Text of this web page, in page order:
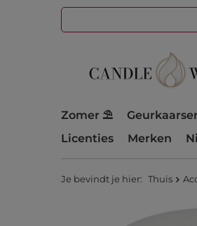
Zomer ⛱️
Licenties
Merken
Je bevindt je hier: Thuis